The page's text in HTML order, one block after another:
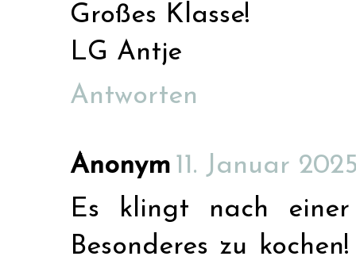
Großes Klasse!
LG Antje
Antworten
Anonym 11. Januar
Es klingt nach
Besonderes zu